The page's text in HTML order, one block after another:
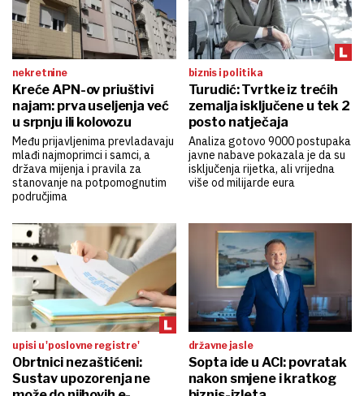
nekretnine
Kreće APN-ov priuštivi
najam: prva useljenja već
u srpnju ili kolovozu
Među prijavljenima prevladavaju
mlađi najmoprimci i samci, a
država mijenja i pravila za
stanovanje na potpomognutim
područjima
biznis i politika
Turudić: Tvrtke iz trećih
zemalja isključene u tek 2
posto natječaja
Analiza gotovo 9000 postupaka
javne nabave pokazala je da su
isključenja rijetka, ali vrijedna
više od milijarde eura
upisi u 'poslovne registre'
Obrtnici nezaštićeni:
Sustav upozorenja ne
državne jasle
Sopta ide u ACI: povratak
nakon smjene i kratkog